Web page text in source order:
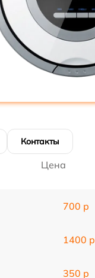
Контакты
Цена
700 р
1400 р
350 р